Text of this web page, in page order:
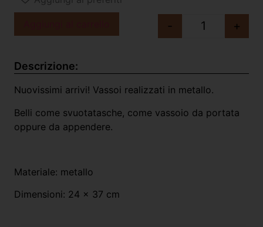
- +
Descrizione:
Nuovissimi arrivi! Vassoi realizzati in metallo.
Belli come svuotatasche, come vassoio da portata
oppure da appendere.
Materiale: metallo
Dimensioni: 24 x 37 cm